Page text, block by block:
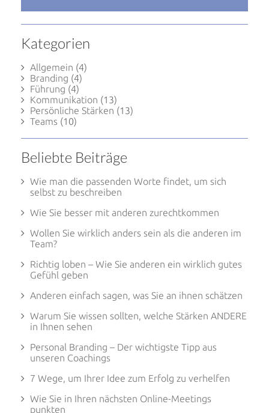
Kategorien
Allgemein (4)
Branding (4)
Führung (4)
Kommunikation (13)
Persönliche Stärken (13)
Teams (10)
Beliebte Beiträge
Wie man die passenden Worte findet, um sich
selbst zu beschreiben
Wie Sie besser mit anderen zurechtkommen
Wollen Sie wirklich anders sein als die anderen im
Team?
Richtig loben – Wie Sie anderen ein wirklich gutes
Gefühl geben
Anderen einfach sagen, was Sie an ihnen schätzen
Warum Sie wissen sollten, welche Stärken ANDERE
in Ihnen sehen
Personal Branding – Der wichtigste Tipp aus
unseren Coachings
7 Wege, um Ihrer Idee zum Erfolg zu verhelfen
Wie Sie in Ihren nächsten Online-Meetings
punkten